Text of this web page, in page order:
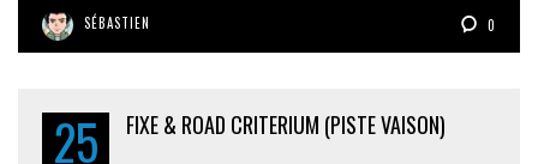
SÉBASTIEN 0
25 FIXE & ROAD CRITERIUM (PISTE VAISON)